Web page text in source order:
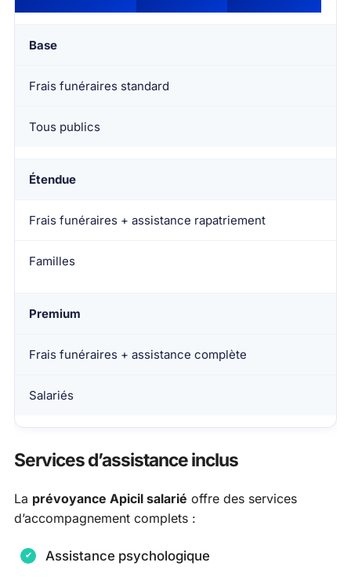
Base
Frais funéraires standard
Tous publics
Étendue
Frais funéraires + assistance rapatriement
Familles
Premium
Frais funéraires + assistance complète
Salariés
Services d’assistance inclus
La prévoyance Apicil salarié offre des services
d’accompagnement complets :
Assistance psychologique